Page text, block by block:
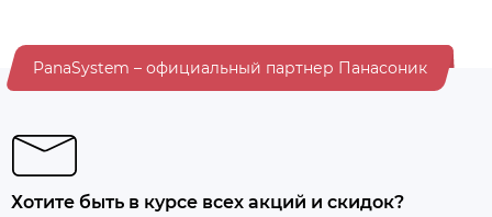
PanaSystem – официальный партнер Панасоник
Хотите быть в курсе всех акций и скидок?